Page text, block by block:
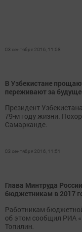
03 сентября 2016, 11:58
В Узбекистане
переживают за
Президент
79-м году жизни.
Самарканде.
03 сентября 2016, 11:51
Глава Минтруда
бюджетникам в 2017
Работникам
об этом сообщил РИА
Топилин.